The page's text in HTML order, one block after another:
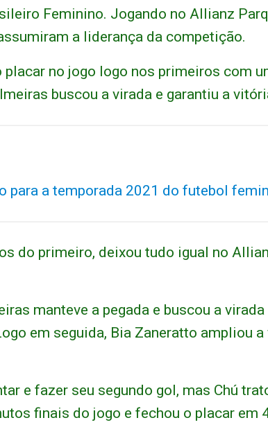
Feminino. Jogando no Allianz
a liderança da competição.
placar no jogo logo nos primeiros com
buscou a virada e garantiu a
para a temporada 2021 do futebol
do primeiro, deixou tudo igual no
manteve a pegada e buscou a
em seguida, Bia Zaneratto ampliou a
e fazer seu segundo gol, mas Chú
finais do jogo e fechou o placar em